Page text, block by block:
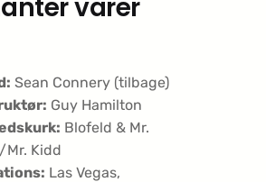
varer
Sean Connery (tilbage)
Guy Hamilton
Blofeld & Mr.
Mr. Kidd
Las Vegas,